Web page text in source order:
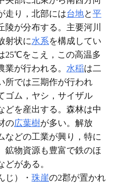
走り，北部には台地と 平
陵が分布する。主要河川
射状に水系を構成してい
25℃をこえ，この高温多
が行われる。 水稲は二
所では三期作が行われ
ゴム，ヤシ，サイザル
どを産出する。森林は中
の広葉樹が多い。解放
などの工業が興り，特に
鉱物資源も豊富で鉄のほ
どがある。
）・ 珠崖の2郡が置かれ